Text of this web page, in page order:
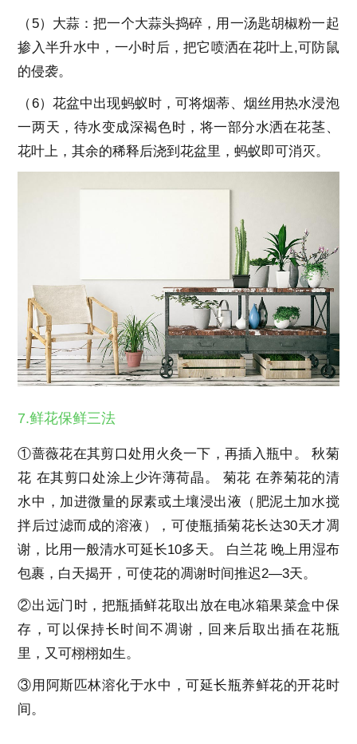
（5）大蒜：把一个大蒜头捣碎，用一汤匙胡椒粉一起
掺入半升水中，一小时后，把它喷洒在花叶上,可防鼠
的侵袭。
（6）花盆中出现蚂蚁时，可将烟蒂、烟丝用热水浸泡
一两天，待水变成深褐色时，将一部分水洒在花茎、
花叶上，其余的稀释后浇到花盆里，蚂蚁即可消灭。
7.鲜花保鲜三法
①蔷薇花在其剪口处用火灸一下，再插入瓶中。 秋菊
花 在其剪口处涂上少许薄荷晶。 菊花 在养菊花的清
水中，加进微量的尿素或土壤浸出液（肥泥土加水搅
拌后过滤而成的溶液），可使瓶插菊花长达30天才凋
谢，比用一般清水可延长10多天。 白兰花 晚上用湿布
包裹，白天揭开，可使花的凋谢时间推迟2—3天。
②出远门时，把瓶插鲜花取出放在电冰箱果菜盒中保
存，可以保持长时间不凋谢，回来后取出插在花瓶
里，又可栩栩如生。
③用阿斯匹林溶化于水中，可延长瓶养鲜花的开花时
间。